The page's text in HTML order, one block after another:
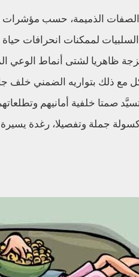
الذميمة، حسب مؤشرات
سلبيات لممكنات انحرافات حياة
ظاهريا لشتى أنماط الوعي
مع ذلك بتواريه الضمني خلف
يَّد صمتا خلفية أمانيهم
جملة وتفصيلا، رغدة يسيرة